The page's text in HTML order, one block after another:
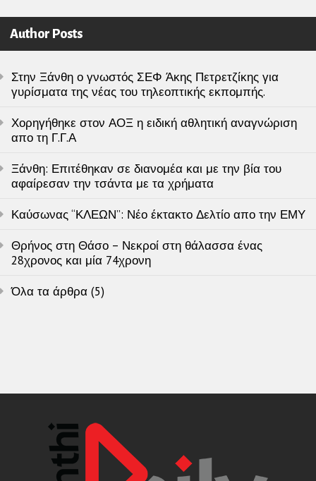
Author Posts
Στην Ξάνθη ο γνωστός ΣΕΦ Άκης Πετρετζίκης για
γυρίσματα της νέας του τηλεοπτικής εκπομπής.
Χορηγήθηκε στον ΑΟΞ η ειδική αθλητική αναγνώριση
απο τη Γ.Γ.Α
Ξάνθη: Επιτέθηκαν σε διανομέα και με την βία του
αφαίρεσαν την τσάντα με τα χρήματα
Καύσωνας “ΚΛΕΩΝ”: Νέο έκτακτο Δελτίο απο την ΕΜΥ
Θρήνος στη Θάσο – Νεκροί στη θάλασσα ένας
28χρονος και μία 74χρονη
Όλα τα άρθρα (5)